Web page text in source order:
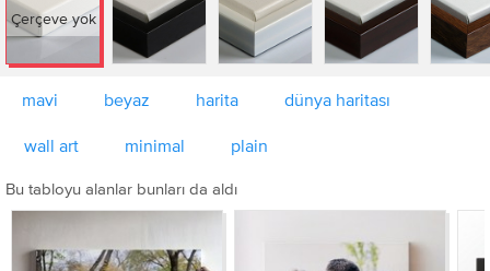
Çerçeve yok
mavi beyaz harita dünya haritası
wall art minimal plain
Bu tabloyu alanlar bunları da aldı